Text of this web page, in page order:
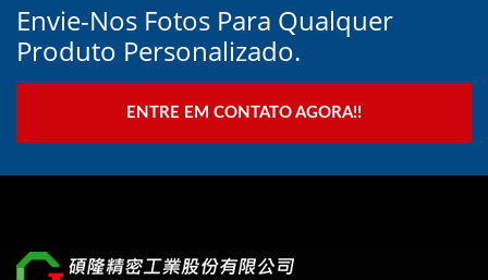
Envie-Nos Fotos Para Qualquer
Produto Personalizado.
ENTRE EM CONTATO AGORA!!